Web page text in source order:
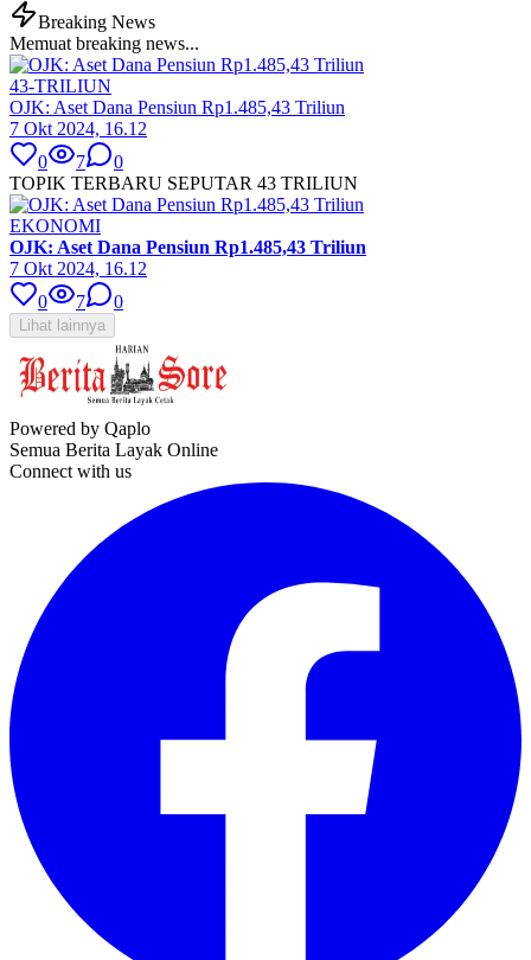
Breaking News
Memuat breaking news...
43-TRILIUN
OJK: Aset Dana Pensiun Rp1.485,43 Triliun
7 Okt 2024, 16.12
0
7
0
TOPIK TERBARU SEPUTAR 43 TRILIUN
EKONOMI
OJK: Aset Dana Pensiun Rp1.485,43 Triliun
7 Okt 2024, 16.12
0
7 0
Lihat lainnya
Powered by Qaplo
Semua Berita Layak Online
Connect with us